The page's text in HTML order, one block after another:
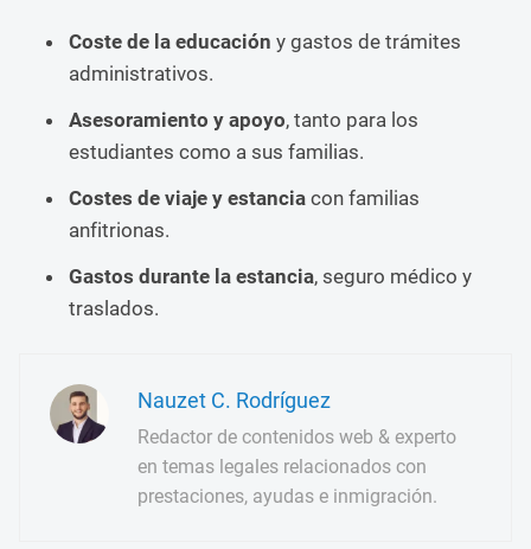
Coste de la educación y gastos de trámites
administrativos.
Asesoramiento y apoyo, tanto para los
estudiantes como a sus familias.
Costes de viaje y estancia con familias
anfitrionas.
Gastos durante la estancia, seguro médico y
traslados.
Nauzet C. Rodríguez
Redactor de contenidos web & experto
en temas legales relacionados con
prestaciones, ayudas e inmigración.